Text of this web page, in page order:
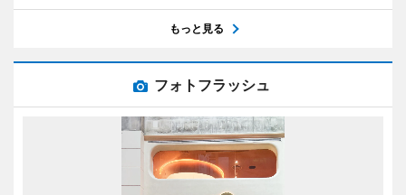
もっと見る
フォトフラッシュ